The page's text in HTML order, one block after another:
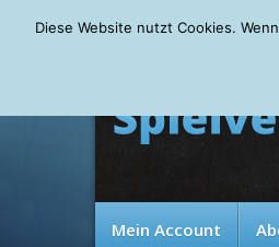
Saturday, 08.08.2026
Mein Account
Diese Website nutzt Cookies.